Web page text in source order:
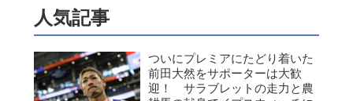
人気記事
ついにプレミアにたどり着いた
前田大然をサポーターは大歓
迎！ サラブレットの走力と農